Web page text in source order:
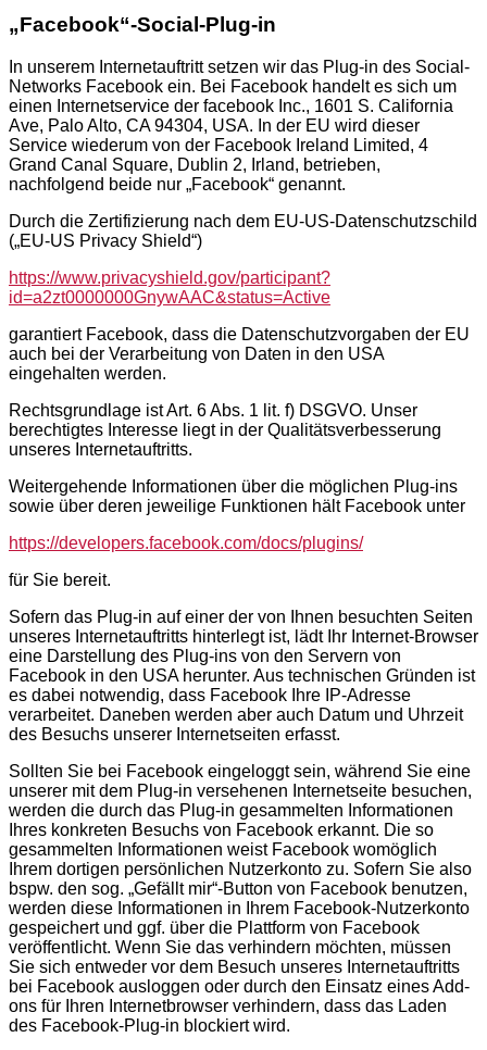
„Facebook“-Social-Plug-in
In unserem Internetauftritt setzen wir das Plug-in des Social-
Networks Facebook ein. Bei Facebook handelt es sich um
einen Internetservice der facebook Inc., 1601 S. California
Ave, Palo Alto, CA 94304, USA. In der EU wird dieser
Service wiederum von der Facebook Ireland Limited, 4
Grand Canal Square, Dublin 2, Irland, betrieben,
nachfolgend beide nur „Facebook“ genannt.
Durch die Zertifizierung nach dem EU-US-Datenschutzschild
(„EU-US Privacy Shield“)
https://www.privacyshield.gov/participant?
id=a2zt0000000GnywAAC&status=Active
garantiert Facebook, dass die Datenschutzvorgaben der EU
auch bei der Verarbeitung von Daten in den USA
eingehalten werden.
Rechtsgrundlage ist Art. 6 Abs. 1 lit. f) DSGVO. Unser
berechtigtes Interesse liegt in der Qualitätsverbesserung
unseres Internetauftritts.
Weitergehende Informationen über die möglichen Plug-ins
sowie über deren jeweilige Funktionen hält Facebook unter
https://developers.facebook.com/docs/plugins/
für Sie bereit.
Sofern das Plug-in auf einer der von Ihnen besuchten Seiten
unseres Internetauftritts hinterlegt ist, lädt Ihr Internet-Browser
eine Darstellung des Plug-ins von den Servern von
Facebook in den USA herunter. Aus technischen Gründen ist
es dabei notwendig, dass Facebook Ihre IP-Adresse
verarbeitet. Daneben werden aber auch Datum und Uhrzeit
des Besuchs unserer Internetseiten erfasst.
Sollten Sie bei Facebook eingeloggt sein, während Sie eine
unserer mit dem Plug-in versehenen Internetseite besuchen,
werden die durch das Plug-in gesammelten Informationen
Ihres konkreten Besuchs von Facebook erkannt. Die so
gesammelten Informationen weist Facebook womöglich
Ihrem dortigen persönlichen Nutzerkonto zu. Sofern Sie also
bspw. den sog. „Gefällt mir“-Button von Facebook benutzen,
werden diese Informationen in Ihrem Facebook-Nutzerkonto
gespeichert und ggf. über die Plattform von Facebook
veröffentlicht. Wenn Sie das verhindern möchten, müssen
Sie sich entweder vor dem Besuch unseres Internetauftritts
bei Facebook ausloggen oder durch den Einsatz eines Add-
ons für Ihren Internetbrowser verhindern, dass das Laden
des Facebook-Plug-in blockiert wird.